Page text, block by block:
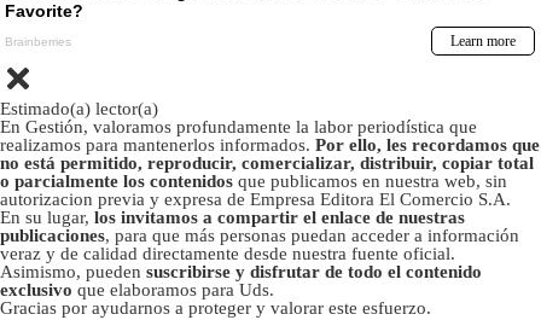
Estimado(a) lector(a)
En Gestión, valoramos profundamente la labor periodística que
realizamos para mantenerlos informados. Por ello, les recordamos que
no está permitido, reproducir, comercializar, distribuir, copiar total
o parcialmente los contenidos que publicamos en nuestra web, sin
autorizacion previa y expresa de Empresa Editora El Comercio S.A.
En su lugar, los invitamos a compartir el enlace de nuestras
publicaciones, para que más personas puedan acceder a información
veraz y de calidad directamente desde nuestra fuente oficial.
Asimismo, pueden suscribirse y disfrutar de todo el contenido
exclusivo que elaboramos para Uds.
Gracias por ayudarnos a proteger y valorar este esfuerzo.